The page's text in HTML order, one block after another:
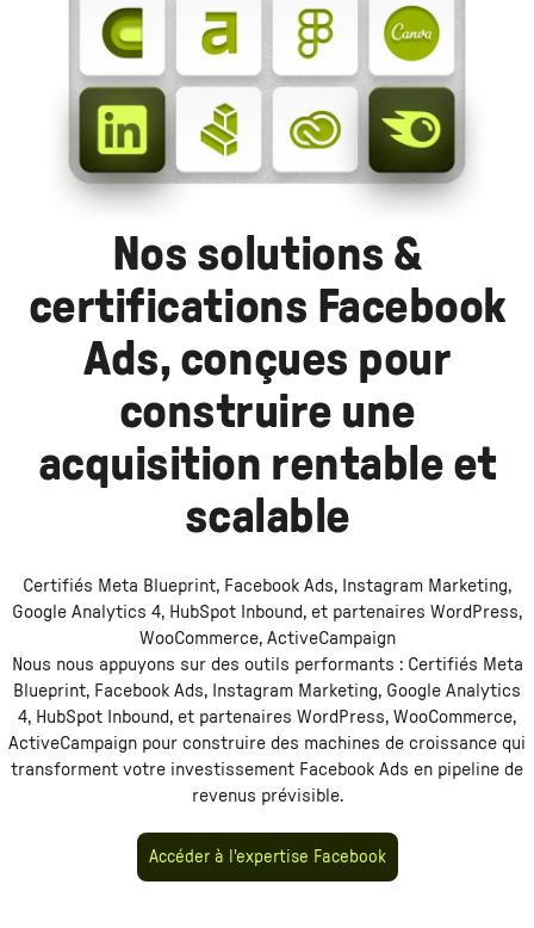
Nos solutions &
certifications Facebook
Ads, conçues pour
construire une
acquisition rentable et
scalable
Certifiés Meta Blueprint, Facebook Ads, Instagram Marketing,
Google Analytics 4, HubSpot Inbound, et partenaires WordPress,
WooCommerce, ActiveCampaign
Nous nous appuyons sur des outils performants : Certifiés Meta
Blueprint, Facebook Ads, Instagram Marketing, Google Analytics
4, HubSpot Inbound, et partenaires WordPress, WooCommerce,
ActiveCampaignpour construire des machines de croissance qui
transforment votre investissement Facebook Ads en pipeline de
revenus prévisible.
Accéder à l'expertise Facebook